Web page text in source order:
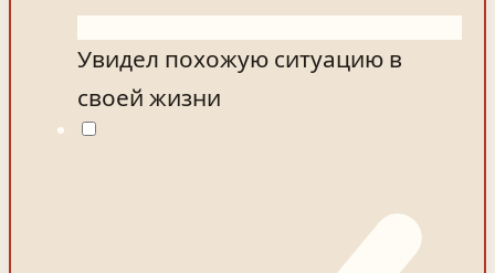
Увидел похожую ситуацию в
своей жизни